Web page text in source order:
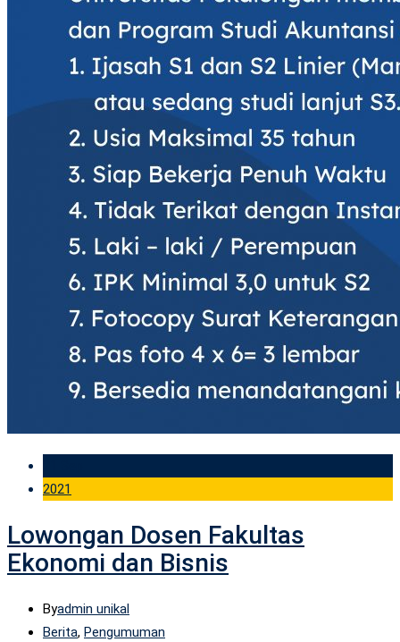
2021
Lowongan Dosen Fakultas
Ekonomi dan Bisnis
Byadmin unikal
Berita, Pengumuman